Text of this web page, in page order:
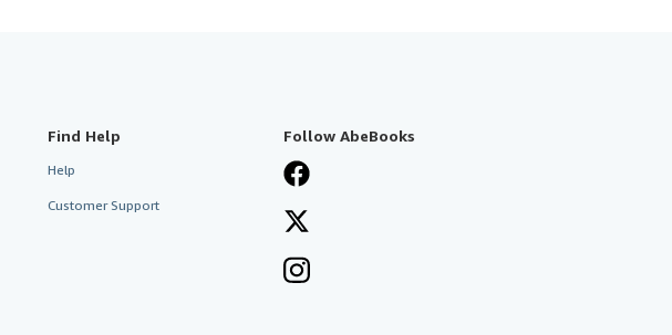
Find Help
Help
Customer Support
Follow AbeBooks